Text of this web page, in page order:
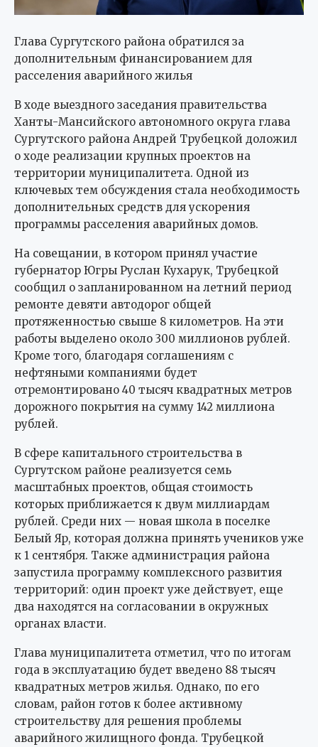
Глава Сургутского района обратился за
дополнительным финансированием для
расселения аварийного жилья
В ходе выездного заседания правительства
Ханты-Мансийского автономного округа глава
Сургутского района Андрей Трубецкой доложил
о ходе реализации крупных проектов на
территории муниципалитета. Одной из
ключевых тем обсуждения стала необходимость
дополнительных средств для ускорения
программы расселения аварийных домов.
На совещании, в котором принял участие
губернатор Югры Руслан Кухарук, Трубецкой
сообщил о запланированном на летний период
ремонте девяти автодорог общей
протяженностью свыше 8 километров. На эти
работы выделено около 300 миллионов рублей.
Кроме того, благодаря соглашениям с
нефтяными компаниями будет
отремонтировано 40 тысяч квадратных метров
дорожного покрытия на сумму 142 миллиона
рублей.
В сфере капитального строительства в
Сургутском районе реализуется семь
масштабных проектов, общая стоимость
которых приближается к двум миллиардам
рублей. Среди них — новая школа в поселке
Белый Яр, которая должна принять учеников уже
к 1 сентября. Также администрация района
запустила программу комплексного развития
территорий: один проект уже действует, еще
два находятся на согласовании в окружных
органах власти.
Глава муниципалитета отметил, что по итогам
года в эксплуатацию будет введено 88 тысяч
квадратных метров жилья. Однако, по его
словам, район готов к более активному
строительству для решения проблемы
аварийного жилищного фонда. Трубецкой